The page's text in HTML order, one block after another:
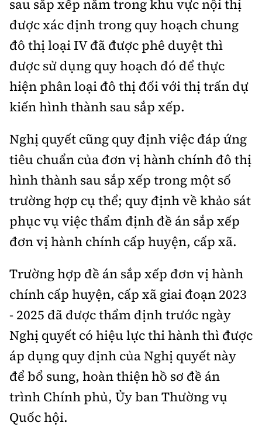
sau sắp xếp nằm trong khu vực nội thị
được xác định trong quy hoạch chung
đô thị loại IV đã được phê duyệt thì
được sử dụng quy hoạch đó để thực
hiện phân loại đô thị đối với thị trấn dự
kiến hình thành sau sắp xếp.
Nghị quyết cũng quy định việc đáp ứng
tiêu chuẩn của đơn vị hành chính đô thị
hình thành sau sắp xếp trong một số
trường hợp cụ thể; quy định về khảo sát
phục vụ việc thẩm định đề án sắp xếp
đơn vị hành chính cấp huyện, cấp xã.
Trường hợp đề án sắp xếp đơn vị hành
chính cấp huyện, cấp xã giai đoạn 2023
- 2025 đã được thẩm định trước ngày
Nghị quyết có hiệu lực thi hành thì được
áp dụng quy định của Nghị quyết này
để bổ sung, hoàn thiện hồ sơ đề án
trình Chính phủ, Ủy ban Thường vụ
Quốc hội.